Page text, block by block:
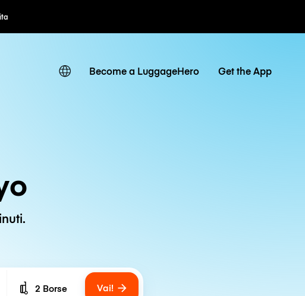
orarie / giornaliere
Become a LuggageHero Get the App
Number of bags
2 Borse Vai!